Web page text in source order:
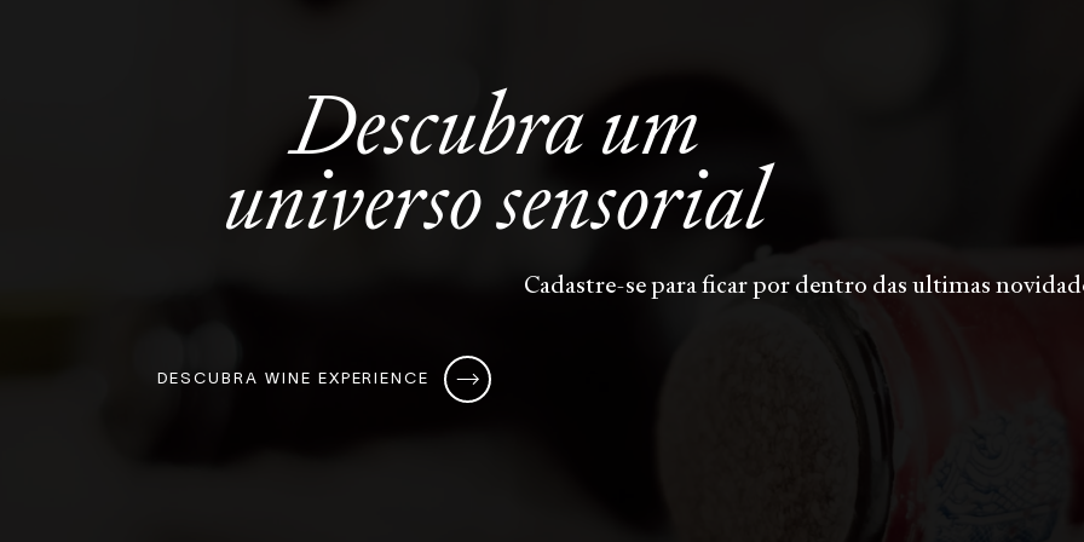
Descubra um
universosensorial
Cadastre-se para ficar por dentro das ultimas
DESCUBRA WINE EXPERIENCE